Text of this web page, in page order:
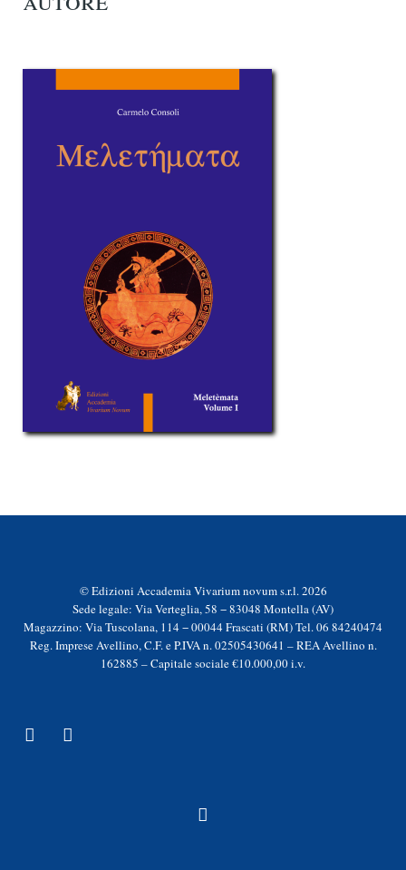
© Edizioni Accademia Vivarium novum s.r.l. 2026
Sede legale: Via Verteglia, 58 − 83048 Montella (AV)
Magazzino: Via Tuscolana, 114 − 00044 Frascati (RM) Tel. 06 84240474
Reg. Imprese Avellino, C.F. e P.IVA n. 02505430641 – REA Avellino n.
162885 – Capitale sociale €10.000,00 i.v.